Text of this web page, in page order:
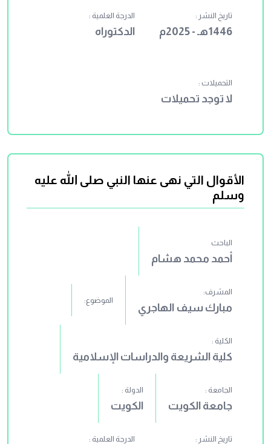
تاريخ النشر :
1446هـ - 2025م
الدرجة العلمية :
الدكتوراه
التحميلات :
لا توجد تحميلات
الأقوال التي نهى عنها النبي صلى الله عليه
وسلم
الباحث
أحمد محمد هشام
المشرف:
مبارك سيف الهاجري
الموضوع:
الكلية :
كلية الشريعة والدراسات الإسلامية
الجامعة :
جامعة الكويت
الدولة :
الكويت
تاريخ النشر : الدرجة العلمية :